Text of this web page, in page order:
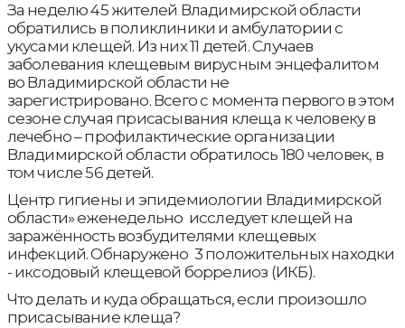
За неделю 45 жителей Владимирской области
обратились в поликлиники и амбулатории с
укусами клещей. Из них 11 детей. Случаев
заболевания клещевым вирусным энцефалитом
во Владимирской области не
зарегистрировано. Всего с момента первого в этом
сезоне случая присасывания клеща к человеку в
лечебно – профилактические организации
Владимирской области обратилось 180 человек, в
том числе 56 детей.
Центр гигиены и эпидемиологии Владимирской
области» еженедельно исследует клещей на
заражённость возбудителями клещевых
инфекций. Обнаружено 3 положительных находки
- иксодовый клещевой боррелиоз (ИКБ).
Что делать и куда обращаться, если произошло
присасывание клеща?